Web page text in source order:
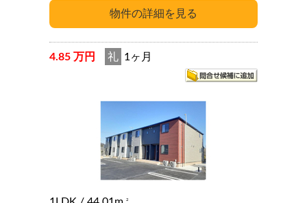
4.85 万円 礼 1ヶ月
2